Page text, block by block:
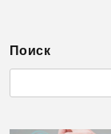
Поиск